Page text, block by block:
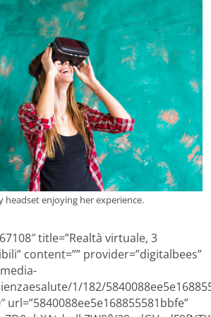
headset enjoying her experience.
title=”Realtà virtuale, 3
content=”” provider=”digitalbees”
1/182/
url=”5840088ee5e168855581bbfe”